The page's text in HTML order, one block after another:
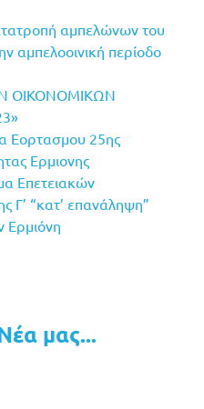
αμπελώνων του
αμπελοοινική περίοδο
ΟΙΚΟΝΟΜΙΚΩΝ
Εορτασμου 25ης
Ερμιονης
Επετειακών
Γ’ “κατ’ επανάληψη”
Ερμιόνη
μας...